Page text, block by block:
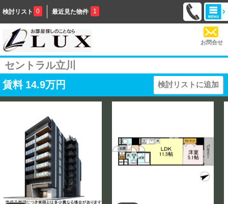
検討リスト 0 最近見た物件 1
お問合せ
セントラル立川
賃料 14.9万円 検討リストに追加